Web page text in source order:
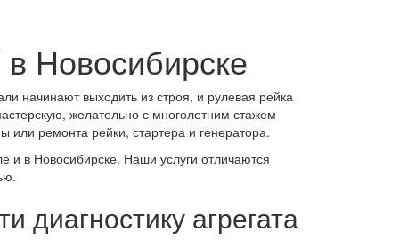
Новосибирске
начинают выходить из строя, и рулевая рейка
желательно с многолетним стажем
ремонта рейки, стартера и генератора.
и в Новосибирске. Наши услуги отличаются
диагностику агрегата